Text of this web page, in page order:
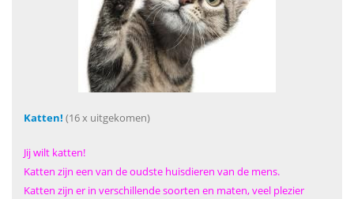
Katten! (16 x uitgekomen)
Jij wilt katten!
Katten zijn een van de oudste huisdieren van de mens.
Katten zijn er in verschillende soorten en maten, veel plezier